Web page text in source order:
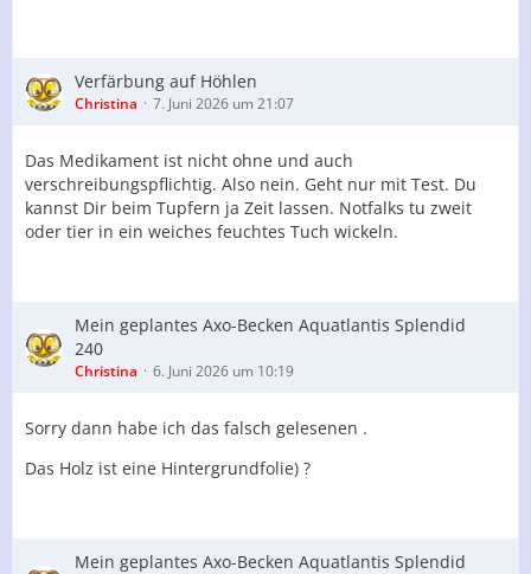
Verfärbung auf Höhlen
Christina 7. Juni 2026 um 21:07
Das Medikament ist nicht ohne und auch
verschreibungspflichtig. Also nein. Geht nur mit Test. Du
kannst Dir beim Tupfern ja Zeit lassen. Notfalks tu zweit
oder tier in ein weiches feuchtes Tuch wickeln.
Mein geplantes Axo-Becken Aquatlantis Splendid
240
Christina 6. Juni 2026 um 10:19
Sorry dann habe ich das falsch gelesenen .
Das Holz ist eine Hintergrundfolie) ?
Mein geplantes Axo-Becken Aquatlantis Splendid